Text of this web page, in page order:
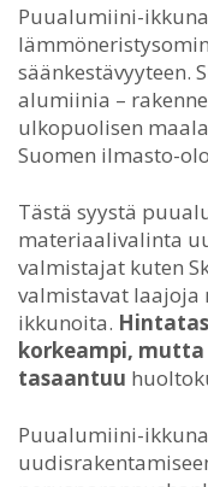
Puualumiini-
säänkestävyyteen.
alumiinia –
ulkopuolisen
Suomen ilmasto-
Tästä syystä
materiaalivalinta
valmistajat kuten
valmistavat
ikkunoita.
korkeampi,
tasaantuu
Puualumiini-